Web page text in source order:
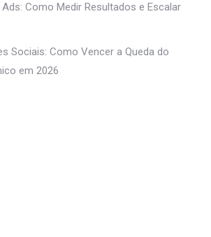
Como Medir Resultados e Escalar
Sociais: Como Vencer a Queda do
em 2026